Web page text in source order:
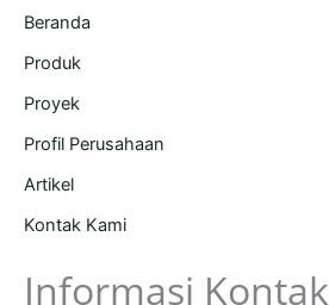
Beranda
Produk
Proyek
Profil Perusahaan
Artikel
Kontak Kami
Informasi Kontak